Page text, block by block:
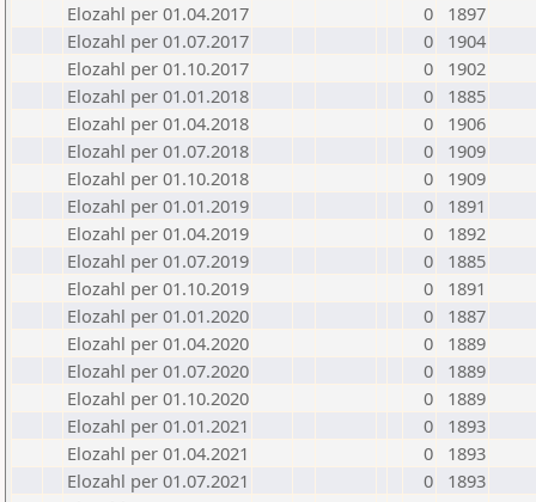
Elozahl per 01.04.2017
0
1897
Elozahl per 01.07.2017
0
1904
Elozahl per 01.10.2017
0
1902
Elozahl per 01.01.2018
0
1885
Elozahl per 01.04.2018
0
1906
Elozahl per 01.07.2018
0
1909
Elozahl per 01.10.2018
0
1909
Elozahl per 01.01.2019
0
1891
Elozahl per 01.04.2019
0
1892
Elozahl per 01.07.2019
0
1885
Elozahl per 01.10.2019
0
1891
Elozahl per 01.01.2020
0
1887
Elozahl per 01.04.2020
0
1889
Elozahl per 01.07.2020
0
1889
Elozahl per 01.10.2020
0
1889
Elozahl per 01.01.2021
0
1893
Elozahl per 01.04.2021
0
1893
Elozahl per 01.07.2021
0
1893